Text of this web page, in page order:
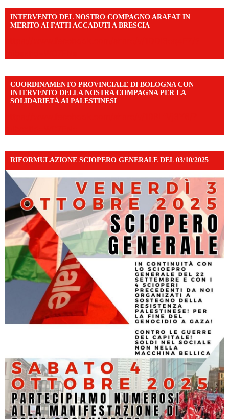
INTERVENTO DEL NOSTRO COMPAGNO ARAFAT IN
MERITO AI FATTI ACCADUTI A BRESCIA
COORDINAMENTO PROVINCIALE DI BOLOGNA CON
INTERVENTO DELLA NOSTRA COMPAGNA PER LA
SOLIDARIETÀ AI PALESTINESI
RIFORMULAZIONE SCIOPERO GENERALE DEL 03/10/2025